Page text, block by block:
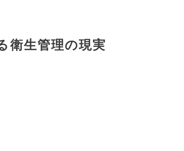
衛生管理の現実